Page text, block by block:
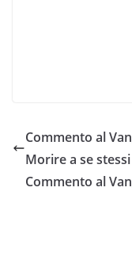
Commento al
Morire a se stessi
Commento al